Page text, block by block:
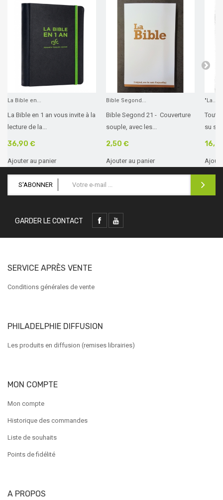
La Bible en...
La Bible en 1 an vous invite à la
lecture de la...
36,90 €
Ajouter au panier
Bible Segond...
Bible Segond 21 - Couverture
souple, avec les...
2,50 €
Ajouter au panier
"La...
Tout
su
S'ABONNER
GARDER LE CONTACT
SERVICE APRÈS VENTE
Conditions générales de vente
PHILADELPHIE DIFFUSION
Les produits en diffusion (remises librairies)
MON COMPTE
Mon compte
Historique des commandes
Liste de souhaits
Points de fidélité
A PROPOS